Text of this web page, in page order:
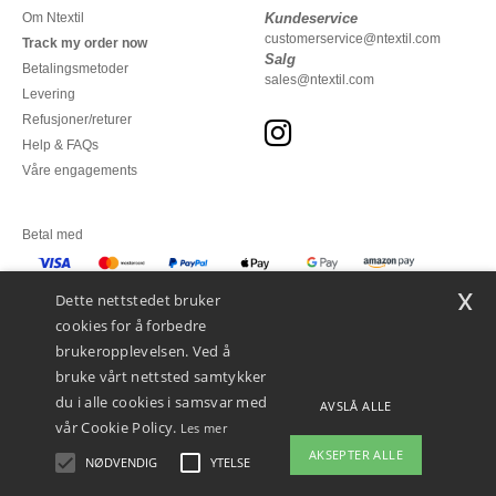
Om Ntextil
Track my order now
Betalingsmetoder
Levering
Refusjoner/returer
Help & FAQs
Våre engagements
Kundeservice
customerservice@ntextil.com
Salg
sales@ntextil.com
Betal med
Dette nettstedet bruker
cookies for å forbedre
brukeropplevelsen. Ved å
bruke vårt nettsted samtykker
du i alle cookies i samsvar med
vår Cookie Policy. Les mer
NØDVENDIG YTELSE
AVSLÅ ALLE
AKSEPTER ALLE
x